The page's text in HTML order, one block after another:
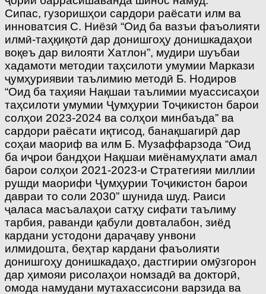
Сипас, гузоришҳои сардори раёсати илм ва
инноватсия С. Ниёзӣ “Оид ба вазъи фаъолияти
илмӣ-таҳқиқотӣ дар донишгоҳу донишкадаҳои
воқеъ дар вилояти Хатлон”, мудири шуъбаи
хадамоти методии таҳсилоти умумии Маркази
ҷумҳуриявии таълимию методӣ Б. Нодиров
“Оид ба таҳияи Нақшаи таълимии муассисаҳои
таҳсилоти умумии Ҷумҳурии Тоҷикистон барои
солҳои 2023-2024 ва солҳои минбаъда” ва
сардори раёсати иқтисод, банақшагирӣ дар
соҳаи маориф ва илм Б. Музаффарзода “Оид
ба иҷрои бандҳои Нақшаи миёнамуҳлати амал
барои солҳои 2021-2023-и Стратегияи миллии
рушди маорифи Ҷумҳурии Тоҷикистон барои
давраи то соли 2030” шунида шуд. Раиси
ҷаласа масъалаҳои сатҳу сифати таълиму
тарбия, раванди қабули довталабон, зиёд
кардани устодони дараҷаву унвони
илмидошта, беҳтар кардани фаъолияти
донишгоҳу донишкадаҳо, дастгирии омӯзгорон
дар ҳимояи рисолаҳои номзадӣ ва докторӣ,
омода намудани мутахассисони варзида ва